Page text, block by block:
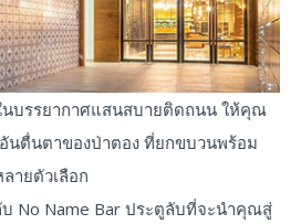
นบรรยากาศแสนสบายติดถนน ให้คุณ
นตื่นตาของป่าตอง ที่ยกขบวนพร้อม
ายตัวเลือก
No Name Bar ประตูลับที่จะนำคุณสู่